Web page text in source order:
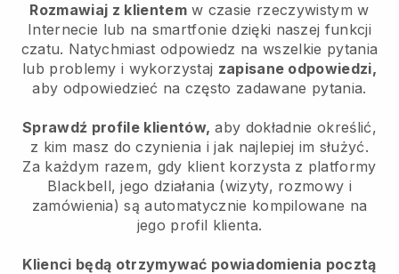
Rozmawiaj z klientemw czasie rzeczywistym w
Internecie lub na smartfonie dzięki naszej funkcji
czatu. Natychmiast odpowiedz na wszelkie pytania
lub problemy i wykorzystaj zapisane odpowiedzi,
aby odpowiedzieć na często zadawane pytania.
Sprawdź profile klientów, aby dokładnie określić,
z kim masz do czynienia i jak najlepiej im służyć.
Za każdym razem, gdy klient korzysta z platformy
Blackbell, jego działania (wizyty, rozmowy i
zamówienia) są automatycznie kompilowane na
jego profil klienta.
Klienci będą otrzymywać powiadomienia pocztą